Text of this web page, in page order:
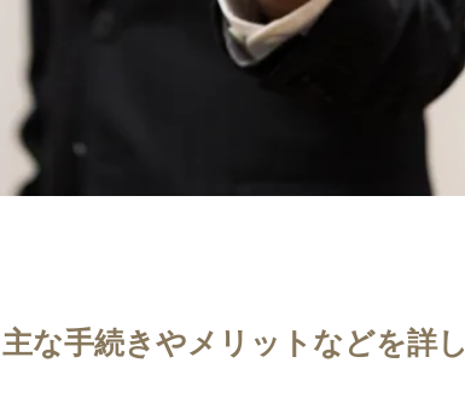
な手続きやメリットなどを詳し